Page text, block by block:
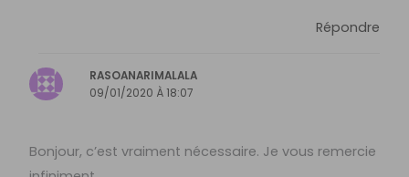
Répondre
RASOANARIMALALA
09/01/2020 À 18:07
Bonjour, c’est vraiment nécessaire. Je vous remercie